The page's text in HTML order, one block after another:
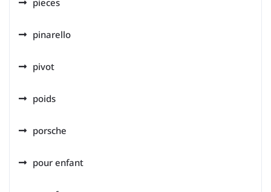
pieces
pinarello
pivot
poids
porsche
pour enfant